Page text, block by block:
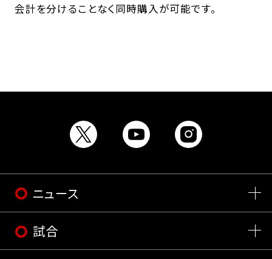
会計を分けることなく同時購入が可能です。
ニュース
試合